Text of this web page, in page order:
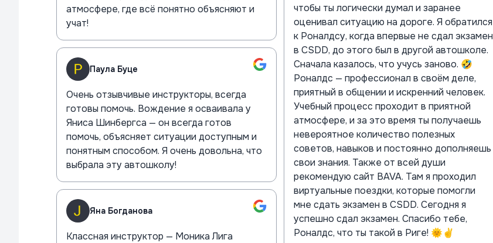
атмосфере, где всё понятно объясняют и
учат!
Паула Буце
Очень отзывчивые инструкторы, всегда
готовы помочь. Вождение я осваивала у
Яниса Шинбергса — он всегда готов
помочь, объясняет ситуации доступным и
понятным способом. Я очень довольна, что
выбрала эту автошколу!
Яна Богданова
Классная инструктор — Моника Лига
чтобы ты логически думал и заранее
оценивал ситуацию на дороге. Я обратился
к Роналдсу, когда впервые не сдал экзамен
в CSDD, до этого был в другой автошколе.
Сначала казалось, что учусь заново. 🤣
Роналдс — профессионал в своём деле,
приятный в общении и искренний человек.
Учебный процесс проходит в приятной
атмосфере, и за это время ты получаешь
невероятное количество полезных
советов, навыков и постоянно дополняешь
свои знания. Также от всей души
рекомендую сайт BAVA. Там я проходил
виртуальные поездки, которые помогли
мне сдать экзамен в CSDD. Сегодня я
успешно сдал экзамен. Спасибо тебе,
Роналдс, что ты такой в Риге! 🌞✌️